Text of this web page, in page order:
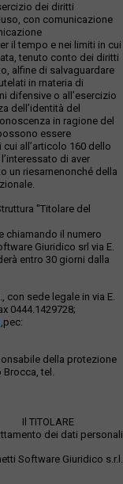
dei diritti
con comunicazione
il tempo e nei limiti in cui
tenuto conto dei diritti
alfine di salvaguardare
in materia di
difensive o all’esercizio
dell’identità del
in ragione del
essere
all’articolo 160 dello
di aver
un riesamenonché della
"Titolare del
chiamando il numero
Giuridico srl via E.
entro 30 giorni dalla
con sede legale in via E.
0444.1429728;
,pec:
della protezione
Brocca, tel.
Il TITOLARE
dei dati personali
Software Giuridico s.r.l.